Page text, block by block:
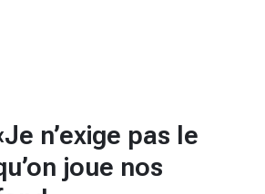
n’exige pas le
joue nos